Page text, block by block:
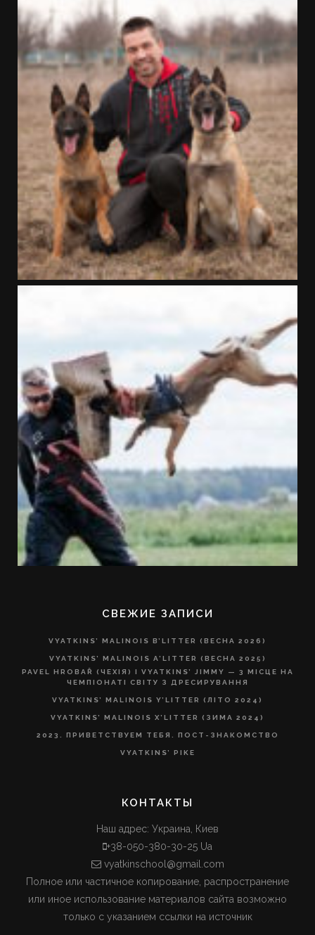
СВЕЖИЕ ЗАПИСИ
VYATKINS’ MALINOIS B’LITTER (ВЕСНА 2026)
VYATKINS’ MALINOIS A’LITTER (ВЕСНА 2025)
PAVEL HROBAŘ (ЧЕХІЯ) І VYATKINS’ JIMMY — 3 МІСЦЕ НА
ЧЕМПІОНАТІ СВІТУ З ДРЕСИРУВАННЯ
VYATKINS’ MALINOIS Y’LITTER (ЛІТО 2024)
VYATKINS’ MALINOIS X’LITTER (ЗИМА 2024)
2023. ПРИВЕТСТВУЕМ ТЕБЯ. ПОСТ-ЗНАКОМСТВО
VYATKINS’ PIKE
КОНТАКТЫ
Наш адрес: Украина, Киев
+38-050-380-30-25 Ua
vyatkinschool@gmail.com
Полное или частичное копирование, распространение
или иное использование материалов сайта возможно
только с указанием ссылки на источник